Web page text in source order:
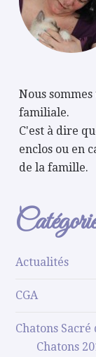
Nous
familiale.
C'est à dire
enclos ou en
de la famille.
Actualités
CGA
Chatons
Chatons